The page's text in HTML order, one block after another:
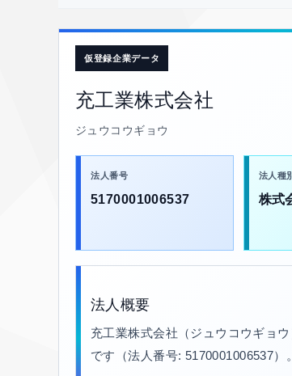
仮登録企業データ
充工業株式会社
ジュウコウギョウ
法人番号
5170001006537
法人種
株式
法人概要
充工業株式会社（ジュウコウギョ
です（法人番号: 5170001006537）